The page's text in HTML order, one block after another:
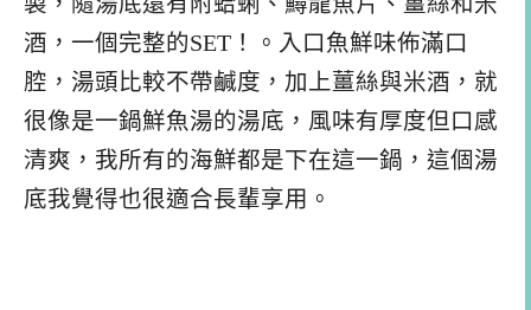
酒，一個完整的SET！。入口魚鮮味佈滿口
腔，湯頭比較不帶鹹度，加上薑絲與米酒，就
很像是一鍋鮮魚湯的湯底，風味有厚度但口感
清爽，我所有的海鮮都是下在這一鍋，這個湯
底我覺得也很適合長輩享用。